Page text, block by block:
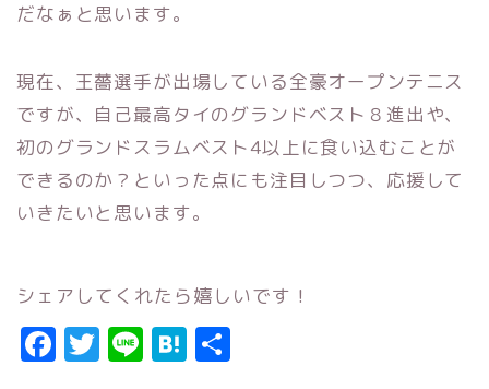
だなぁと思います。
現在、王薔選手が出場している全豪オープンテニス
ですが、自己最高タイのグランドベスト８進出や、
初のグランドスラムベスト4以上に食い込むことが
できるのか？といった点にも注目しつつ、応援して
いきたいと思います。
シェアしてくれたら嬉しいです！
F T Li H